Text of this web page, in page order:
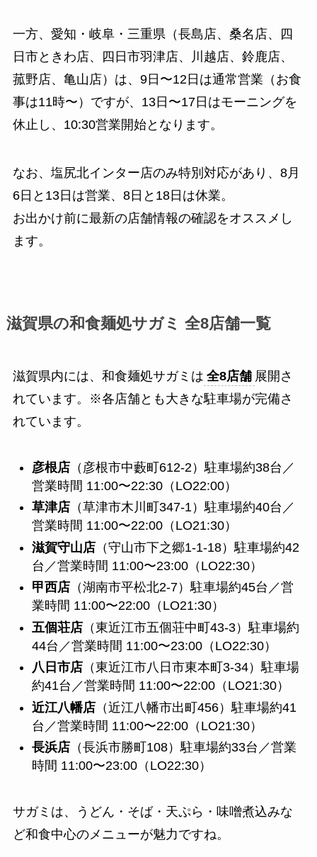
一方、愛知・岐阜・三重県（長島店、桑名店、四
日市ときわ店、四日市羽津店、川越店、鈴鹿店、
菰野店、亀山店）は、9日〜12日は通常営業（お食
事は11時〜）ですが、13日〜17日はモーニングを
休止し、10:30営業開始となります。
なお、塩尻北インター店のみ特別対応があり、8月
6日と13日は営業、8日と18日は休業。
お出かけ前に最新の店舗情報の確認をオススメし
ます。
滋賀県の和食麺処サガミ 全8店舗一覧
滋賀県内には、和食麺処サガミは 全8店舗 展開さ
れています。※各店舗とも大きな駐車場が完備さ
れています。
彦根店（彦根市中藪町612-2）駐車場約38台／
営業時間 11:00〜22:30（LO22:00）
草津店（草津市木川町347-1）駐車場約40台／
営業時間 11:00〜22:00（LO21:30）
滋賀守山店（守山市下之郷1-1-18）駐車場約42
台／営業時間 11:00〜23:00（LO22:30）
甲西店（湖南市平松北2-7）駐車場約45台／営
業時間 11:00〜22:00（LO21:30）
五個荘店（東近江市五個荘中町43-3）駐車場約
44台／営業時間 11:00〜23:00（LO22:30）
八日市店（東近江市八日市東本町3-34）駐車場
約41台／営業時間 11:00〜22:00（LO21:30）
近江八幡店（近江八幡市出町456）駐車場約41
台／営業時間 11:00〜22:00（LO21:30）
長浜店（長浜市勝町108）駐車場約33台／営業
時間 11:00〜23:00（LO22:30）
サガミは、うどん・そば・天ぷら・味噌煮込みな
ど和食中心のメニューが魅力ですね。